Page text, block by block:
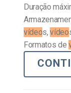
Duração
vídeos,vídeo
Formatos de